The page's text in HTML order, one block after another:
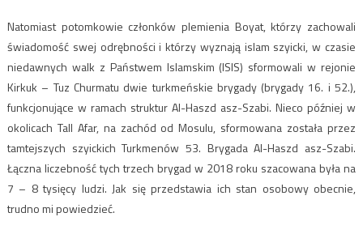
Natomiast potomkowie członków plemienia Boyat, którzy zachowali
świadomość swej odrębności i którzy wyznają islam szyicki, w czasie
niedawnych walk z Państwem Islamskim (ISIS) sformowali w rejonie
Kirkuk – Tuz Churmatu dwie turkmeńskie brygady (brygady 16. i 52.),
funkcjonujące w ramach struktur Al-Haszd asz-Szabi. Nieco później w
okolicach Tall Afar, na zachód od Mosulu, sformowana została przez
tamtejszych szyickich Turkmenów 53. Brygada Al-Haszd asz-Szabi.
Łączna liczebność tych trzech brygad w 2018 roku szacowana była na
7 – 8 tysięcy ludzi. Jak się przedstawia ich stan osobowy obecnie,
trudno mi powiedzieć.